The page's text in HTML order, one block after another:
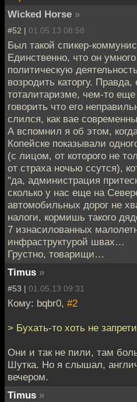
Wicked Horse »
#52 | 01.05.13 08:58
Был такой спикер-
Единственно, что он
политическую
возродить каторгу.
тоталитаризме, чем-то
говорить что его
слился, как вае
А вспомнил я об этом,
Копейске показывали
(с лицом, от которого не
от страха ночью ссутся),
"да, администрация
сколько у нас еще на
автомобильных дорог не
налоги, кормишь такого
7 изнасилованных
инфраструктурой швах…
Грустно, товарищи…
Timus »
#53 | 01.05.13 09:31
Кому: bqbr0, #2
> Бухать-то хоть не
Они и так не пили, там
Шутка. Но я слышал,
вечером.
Timus »